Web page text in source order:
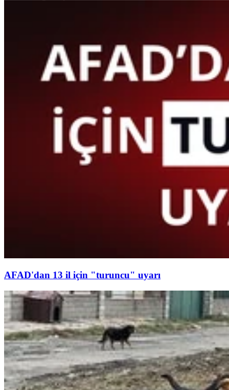
AFAD'dan 13 il için "turuncu" uyarı